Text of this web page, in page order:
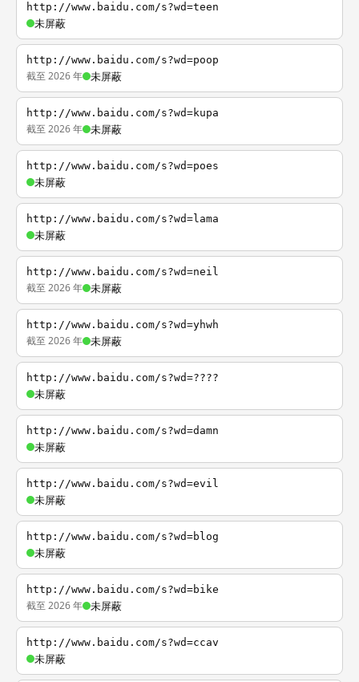
http://www.baidu.com/s?wd=teen
未屏蔽
http://www.baidu.com/s?wd=poop
截至 2026 年 未屏蔽
http://www.baidu.com/s?wd=kupa
截至 2026 年 未屏蔽
http://www.baidu.com/s?wd=poes
未屏蔽
http://www.baidu.com/s?wd=lama
未屏蔽
http://www.baidu.com/s?wd=neil
截至 2026 年 未屏蔽
http://www.baidu.com/s?wd=yhwh
截至 2026 年 未屏蔽
http://www.baidu.com/s?wd=????
未屏蔽
http://www.baidu.com/s?wd=damn
未屏蔽
http://www.baidu.com/s?wd=evil
未屏蔽
http://www.baidu.com/s?wd=blog
未屏蔽
http://www.baidu.com/s?wd=bike
截至 2026 年 未屏蔽
http://www.baidu.com/s?wd=ccav
未屏蔽